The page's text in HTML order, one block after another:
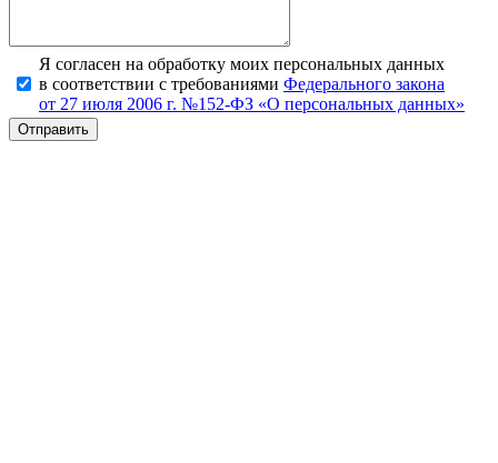
Я согласен на обработку моих персональных данных
в соответствии с требованиями Федерального закона
от 27 июля 2006 г. №152-ФЗ «О персональных данных»